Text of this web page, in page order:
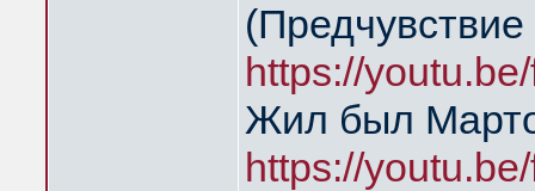
https://
Жил был
https://